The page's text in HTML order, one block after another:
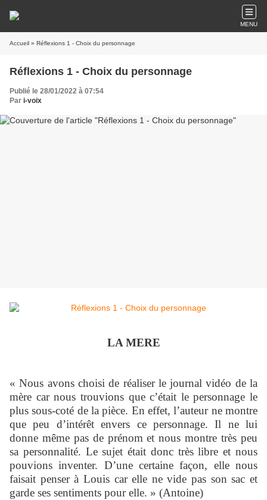
MENU
Accueil » Réflexions 1 - Choix du personnage
Réflexions 1 - Choix du personnage
Publié le 28/01/2022 à 07:54
Par i-voix
LA MERE
« Nous avons choisi de réaliser le journal vidéo de la
mère car nous trouvions que c’était le personnage le
plus sous-coté de la pièce. En effet, l’auteur ne montre
que peu d’intérêt envers ce personnage. Il ne lui
donne même pas de prénom et nous montre très peu
sa personnalité. Le sujet était donc très libre et nous
pouvions inventer. D’une certaine façon, elle nous
faisait penser à Louis car elle ne vide pas son sac et
garde ses sentiments pour elle. » (Antoine)